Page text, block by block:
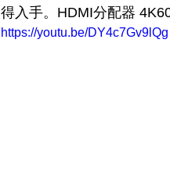
得入手。HDMI分配器
https://youtu.be/DY4c7Gv9lQg